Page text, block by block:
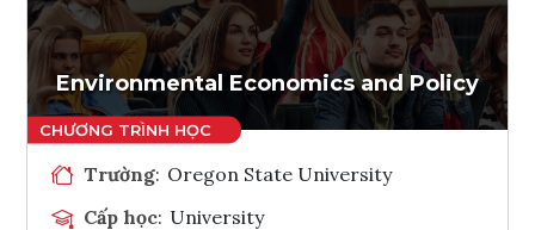
Tham vấn Interlink
Environmental Economics and Policy
Trường: Oregon State University
Cấp học: University